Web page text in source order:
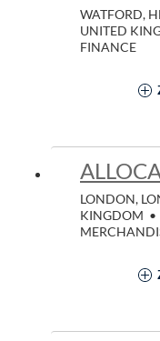
WATFORD,
UNITED
FINANCE
LONDON,
KINGDOM •